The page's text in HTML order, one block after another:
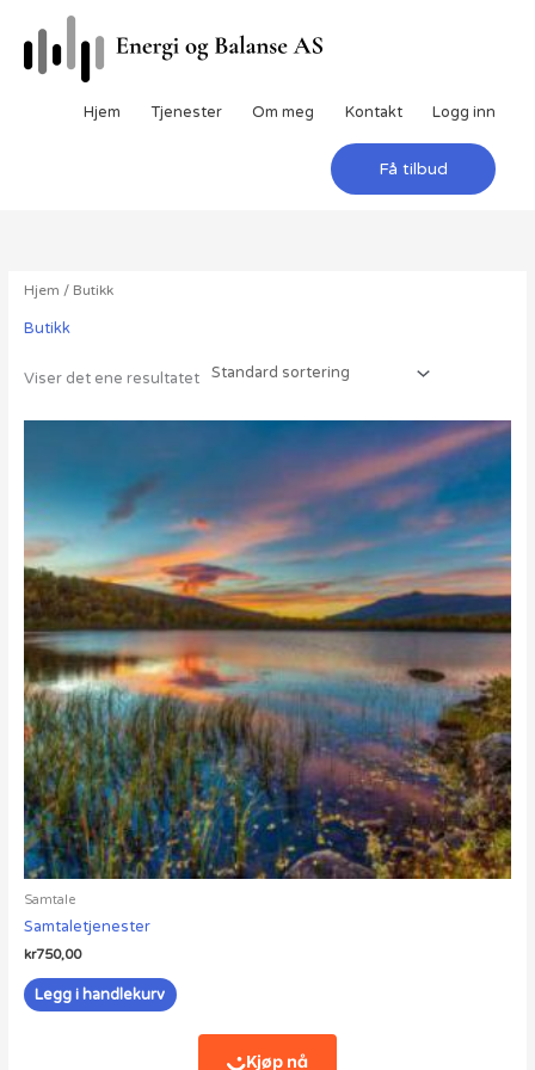
Hjem
Tjenester Om meg Kontakt Logg inn
Få tilbud
Hjem / Butikk
Butikk
Viser det ene resultatet
Samtale
Samtaletjenester
kr750,00
Legg i handlekurv